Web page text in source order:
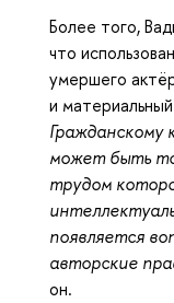
Более того,
что
умершего
и
Гражданскому
может быть
трудом
появляется
авторские
он.